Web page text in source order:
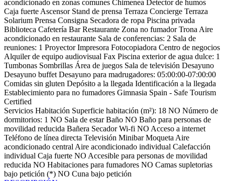
acondicionado en zonas comunes Chimenea Detector de humos
Caja fuerte Ascensor Stand de prensa Terraza Concierge Terraza
Solarium Prensa Consigna Secadora de ropa Piscina privada
Biblioteca Cafetería Bar Restaurante Zona no fumador Trona Aire
acondicionado en restaurante Sala de conferencias: 2 Sala de
reuniones: 1 Proyector Impresora Fotocopiadora Centro de negocios
Alquiler de equipo audiovisual Fax Piscina exterior de agua dulce: 1
Tumbonas Sombrillas Área de juegos Sala de televisión Desayuno
Desayuno buffet Desayuno para madrugadores: 05:00:00-07:00:00
Comidas sin gluten Depósito a la llegada Identificación a la llegada
Establecimiento para no fumadores Gimnasia Spain - Safe Tourism
Certified
Servicios Habitación Superficie habitación (m²): 18 NO Número de
dormitorios: 1 NO Sala de estar Baño NO Baño para personas de
movilidad reducida Bañera Secador Wi-fi NO Acceso a internet
Teléfono de línea directa Televisión Minibar Moqueta Aire
acondicionado central Aire acondicionado individual Calefacción
individual Caja fuerte NO Accesible para personas de movilidad
reducida NO Habitaciones para fumadores NO Camas supletorias
bajo petición (*) NO Cuna bajo petición